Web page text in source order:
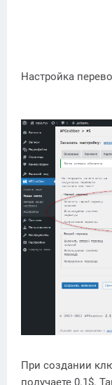
Настройка
При создании
получаете 0.1$.